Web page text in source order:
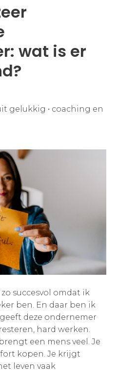
wat is er
gelukkig • coaching en
succesvol omdat ik
ben. En daar ben ik
deze ondernemer
hard werken.
een mens veel. Je
kopen. Je krijgt
leven vaak